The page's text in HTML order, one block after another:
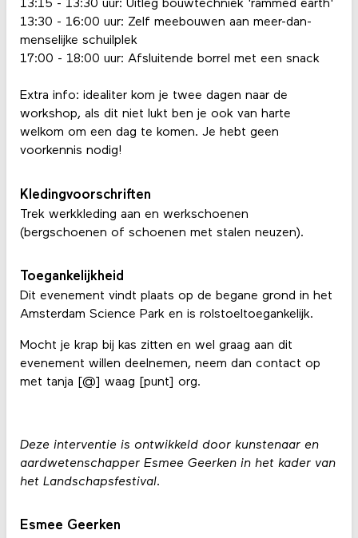
13:15 - 13:30 uur: Uitleg bouwtechniek 'rammed earth'
13:30 - 16:00 uur: Zelf meebouwen aan meer-dan-
menselijke schuilplek
17:00 - 18:00 uur: Afsluitende borrel met een snack
Extra info: idealiter kom je twee dagen naar de
workshop, als dit niet lukt ben je ook van harte
welkom om een dag te komen. Je hebt geen
voorkennis nodig!
Kledingvoorschriften
Trek werkkleding aan en werkschoenen
(bergschoenen of schoenen met stalen neuzen).
Toegankelijkheid
Dit evenement vindt plaats op de begane grond in het
Amsterdam Science Park en is rolstoeltoegankelijk.
Mocht je krap bij kas zitten en wel graag aan dit
evenement willen deelnemen, neem dan contact op
met tanja [@] waag [punt] org.
Deze interventie is ontwikkeld door kunstenaar en
aardwetenschapper Esmee Geerken in het kader van
het Landschapsfestival.
Esmee Geerken